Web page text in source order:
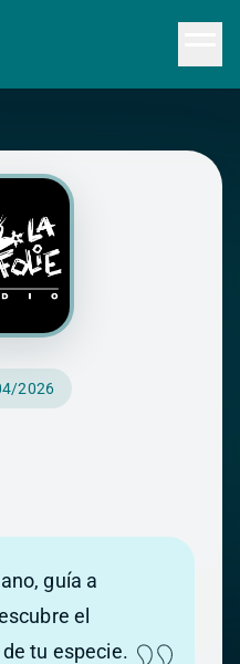
2026
guía a
el
tu especie.